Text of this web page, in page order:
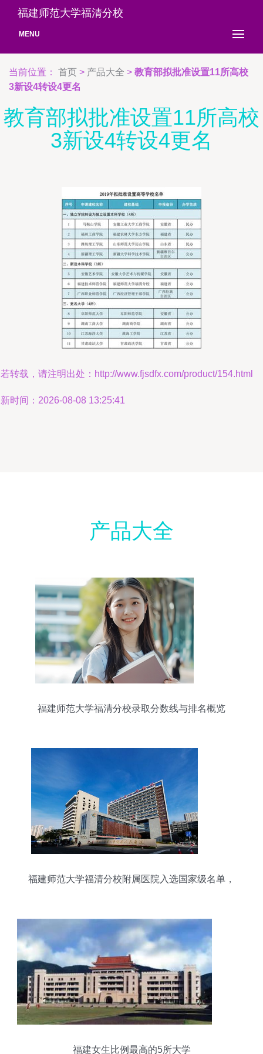
福建师范大学福清分校
MENU
当前位置： 首页 > 产品大全 > 教育部拟批准设置11所高校
3新设4转设4更名
教育部拟批准设置11所高校
3新设4转设4更名
转载，请注明出处：http://www.fjsdfx.com/product/154.html
时间：2026-08-08 13:25:41
产品大全
福建师范大学福清分校录取分数线与排名概览
福建师范大学福清分校附属医院入选国家级名单，
福建女生比例最高的5所大学